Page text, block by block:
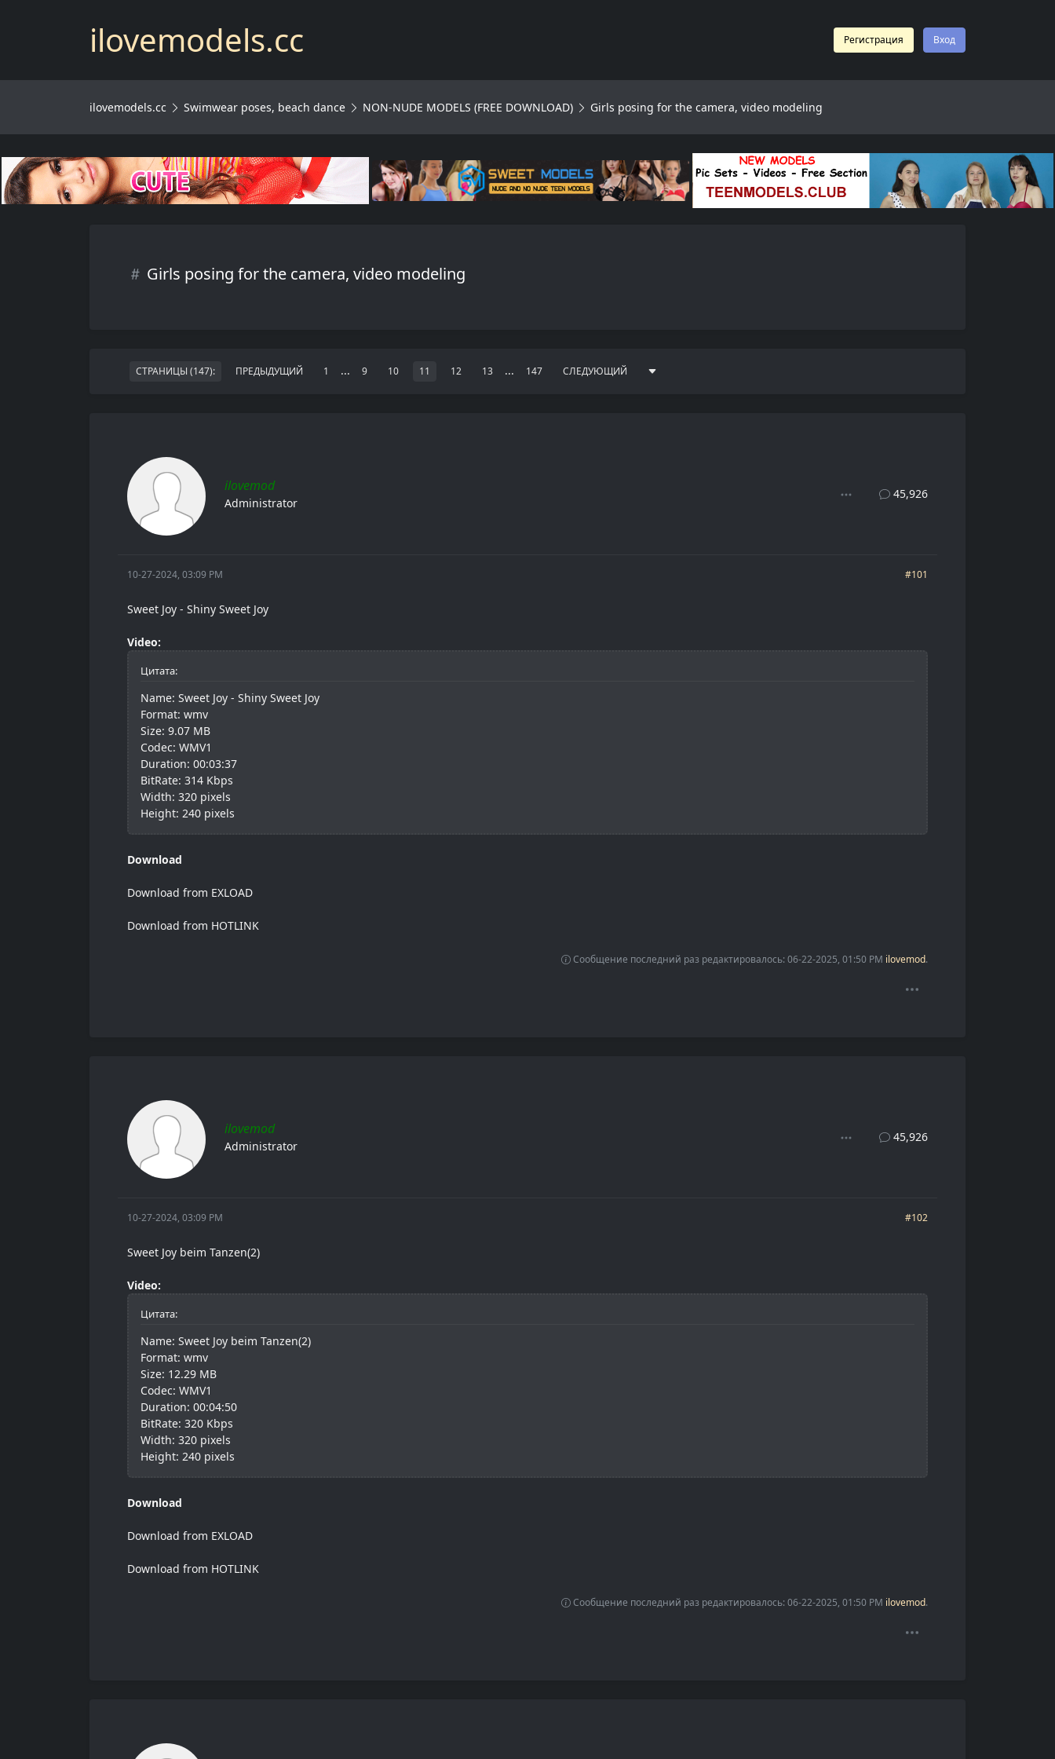
ilovemodels.cc Регистрация Вход
ilovemodels.cc Swimwear poses, beach dance NON-NUDE MODELS (FREE DOWNLOAD) Girls posing for the camera, video modeling
Girls posing for the camera, video modeling
СТРАНИЦЫ (147): ПРЕДЫДУЩИЙ 1 ... 9 10 11 12 13 ... 147 СЛЕДУЮЩИЙ
ilovemod
Administrator
45,926
10-27-2024, 03:09 PM #101
Sweet Joy - Shiny Sweet Joy
Video:
Цитата:
Name: Sweet Joy - Shiny Sweet Joy
Format: wmv
Size: 9.07 MB
Codec: WMV1
Duration: 00:03:37
BitRate: 314 Kbps
Width: 320 pixels
Height: 240 pixels
Download
Download from EXLOAD
Download from HOTLINK
Сообщение последний раз редактировалось: 06-22-2025, 01:50 PM ilovemod.
ilovemod
Administrator
45,926
10-27-2024, 03:09 PM #102
Sweet Joy beim Tanzen(2)
Video:
Цитата:
Name: Sweet Joy beim Tanzen(2)
Format: wmv
Size: 12.29 MB
Codec: WMV1
Duration: 00:04:50
BitRate: 320 Kbps
Width: 320 pixels
Height: 240 pixels
Download
Download from EXLOAD
Download from HOTLINK
Сообщение последний раз редактировалось: 06-22-2025, 01:50 PM ilovemod.